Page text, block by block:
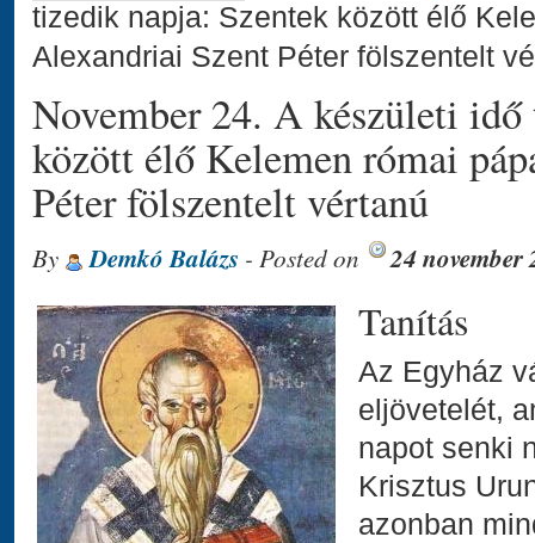
tizedik napja: Szentek között élő
Alexandriai Szent Péter fölszentelt
November 24. A készületi
között élő Kelemen római
Péter fölszentelt vértanú
By Demkó Balázs - Posted on 24 november
Tanítás
Az Egyház
eljövetelét,
napot senki
Krisztus
azonban